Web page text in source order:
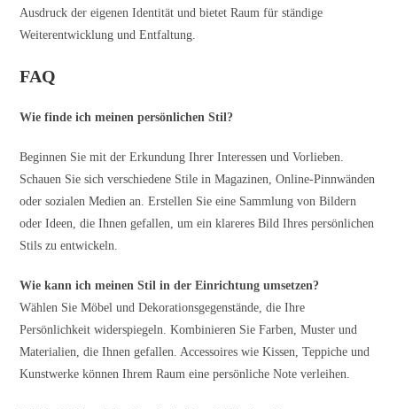
Ausdruck der eigenen Identität und bietet Raum für ständige
Weiterentwicklung und Entfaltung.
FAQ
Wie finde ich meinen persönlichen Stil?
Beginnen Sie mit der Erkundung Ihrer Interessen und Vorlieben.
Schauen Sie sich verschiedene Stile in Magazinen, Online-Pinnwänden
oder sozialen Medien an. Erstellen Sie eine Sammlung von Bildern
oder Ideen, die Ihnen gefallen, um ein klareres Bild Ihres persönlichen
Stils zu entwickeln.
Wie kann ich meinen Stil in der Einrichtung umsetzen?
Wählen Sie Möbel und Dekorationsgegenstände, die Ihre
Persönlichkeit widerspiegeln. Kombinieren Sie Farben, Muster und
Materialien, die Ihnen gefallen. Accessoires wie Kissen, Teppiche und
Kunstwerke können Ihrem Raum eine persönliche Note verleihen.